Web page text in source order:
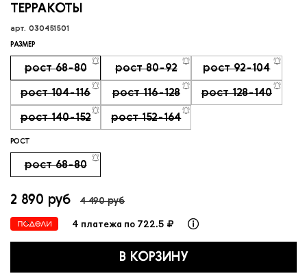
арт. 030451501
ТЕРРАКОТЫ
РАЗМЕР
рост 68-80 рост 80-92 рост 92-104
рост 104-116 рост 116-128 рост 128-140
рост 140-152 рост 152-164
РОСТ
рост 68-80
2 890 руб 4 490 руб
4 платежа по 722.5 ₽
В КОРЗИНУ